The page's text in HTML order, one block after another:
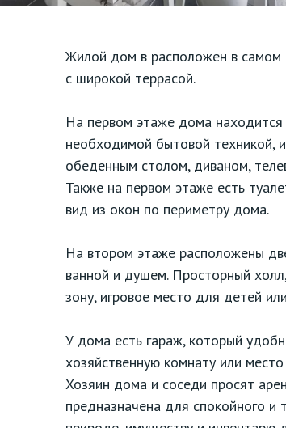
Жилой дом в расположен в самом
с широкой террасой.
На первом этаже дома находится
необходимой бытовой техникой,
обеденным столом, диваном,
Также на первом этаже есть
вид из окон по периметру дома.
На втором этаже расположены
ванной и душем. Просторный
зону, игровое место для детей
У дома есть гараж, который
хозяйственную комнату или
Хозяин дома и соседи просят
предназначена для спокойного